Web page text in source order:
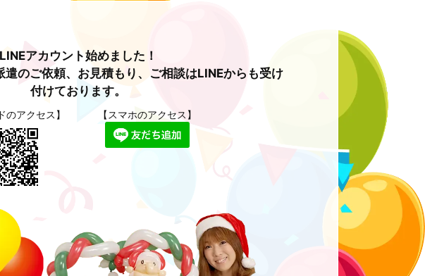
LINEアカウント始めました！
のご依頼、お見積もり、ご相談はLINEからも受け
付けております。
のアクセス】 【スマホのアクセス】